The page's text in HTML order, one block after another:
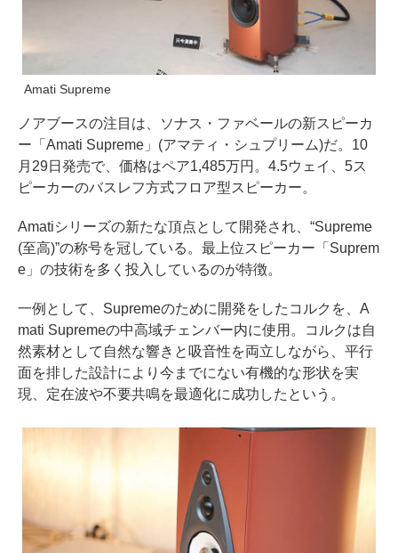
Amati Supreme
ノアブースの注目は、ソナス・ファベールの新スピーカ
ー「Amati Supreme」(アマティ・シュプリーム)だ。10
月29日発売で、価格はペア1,485万円。4.5ウェイ、5ス
ピーカーのバスレフ方式フロア型スピーカー。
Amatiシリーズの新たな頂点として開発され、“Supreme
(至高)”の称号を冠している。最上位スピーカー「Suprem
e」の技術を多く投入しているのが特徴。
一例として、Supremeのために開発をしたコルクを、A
mati Supremeの中高域チェンバー内に使用。コルクは自
然素材として自然な響きと吸音性を両立しながら、平行
面を排した設計により今までにない有機的な形状を実
現、定在波や不要共鳴を最適化に成功したという。